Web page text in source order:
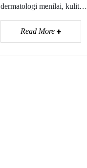
dermatologi menilai, kulit…
Read More